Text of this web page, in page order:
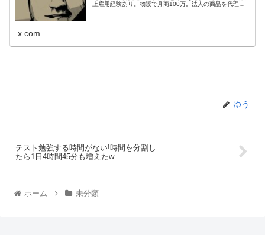
上雇用経験あり。物販で月商100万。法人の商品を代理販
x.com
ゆう
テスト勉強する時間がない!時間を分割し
たら1日4時間45分も増えたw
ホーム 未分類